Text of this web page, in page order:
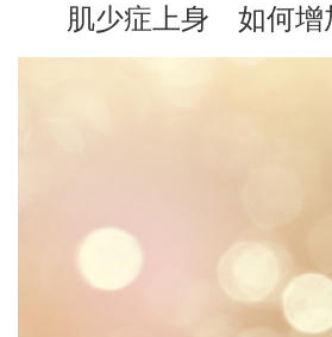
肌少症上身 如何增